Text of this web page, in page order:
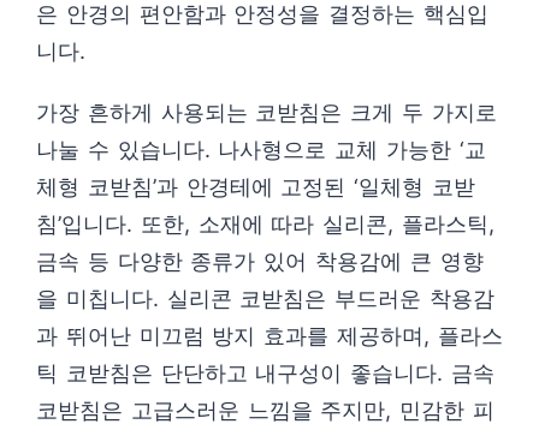
은 안경의 편안함과 안정성을 결정하는 핵심입
니다.
가장 흔하게 사용되는 코받침은 크게 두 가지로
나눌 수 있습니다. 나사형으로 교체 가능한 ‘교
체형 코받침’과 안경테에 고정된 ‘일체형 코받
침’입니다. 또한, 소재에 따라 실리콘, 플라스틱,
금속 등 다양한 종류가 있어 착용감에 큰 영향
을 미칩니다. 실리콘 코받침은 부드러운 착용감
과 뛰어난 미끄럼 방지 효과를 제공하며, 플라스
틱 코받침은 단단하고 내구성이 좋습니다. 금속
코받침은 고급스러운 느낌을 주지만, 민감한 피